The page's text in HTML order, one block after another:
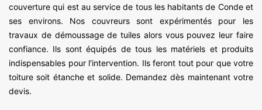
couverture qui est au service de tous les habitants de Conde et
ses environs. Nos couvreurs sont expérimentés pour les
travaux de démoussage de tuiles alors vous pouvez leur faire
confiance. Ils sont équipés de tous les matériels et produits
indispensables pour l'intervention. Ils feront tout pour que votre
toiture soit étanche et solide. Demandez dès maintenant votre
devis.